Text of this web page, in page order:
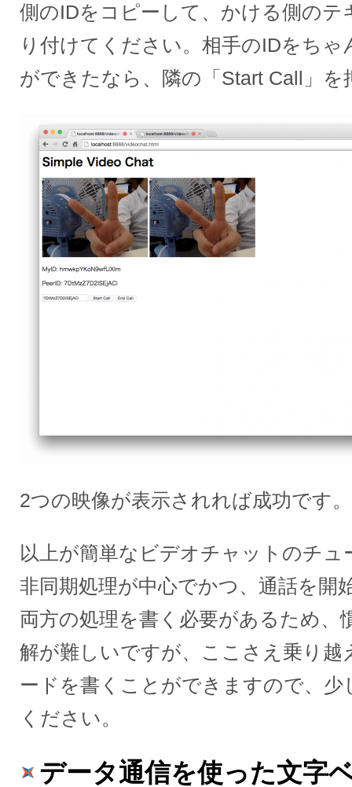
側のIDをコピーして、かける側のテ
り付けてください。相手のIDをち
ができたなら、隣の「Start Call」を
2つの映像が表示されれば成功です。
以上が簡単なビデオチャットのチ
非同期処理が中心でかつ、通話を開
両方の処理を書く必要があるため、
解が難しいですが、ここさえ乗り越
ードを書くことができますので、
ください。
データ通信を使った文字